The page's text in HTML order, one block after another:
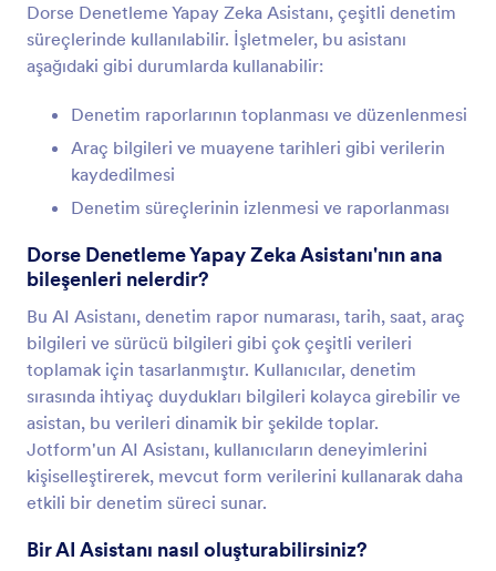
Dorse Denetleme Yapay Zeka Asistanı, çeşitli denetim
süreçlerinde kullanılabilir. İşletmeler, bu asistanı
aşağıdaki gibi durumlarda kullanabilir:
Denetim raporlarının toplanması ve düzenlenmesi
Araç bilgileri ve muayene tarihleri gibi verilerin
kaydedilmesi
Denetim süreçlerinin izlenmesi ve raporlanması
Dorse Denetleme Yapay Zeka Asistanı'nın ana
bileşenleri nelerdir?
Bu AI Asistanı, denetim rapor numarası, tarih, saat, araç
bilgileri ve sürücü bilgileri gibi çok çeşitli verileri
toplamak için tasarlanmıştır. Kullanıcılar, denetim
sırasında ihtiyaç duydukları bilgileri kolayca girebilir ve
asistan, bu verileri dinamik bir şekilde toplar.
Jotform'un AI Asistanı, kullanıcıların deneyimlerini
kişiselleştirerek, mevcut form verilerini kullanarak daha
etkili bir denetim süreci sunar.
Bir AI Asistanı nasıl oluşturabilirsiniz?